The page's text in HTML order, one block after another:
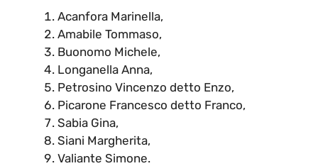
Acanfora Marinella,
Amabile Tommaso,
Buonomo Michele,
Longanella Anna,
Petrosino Vincenzo detto Enzo,
Picarone Francesco detto Franco,
Sabia Gina,
Siani Margherita,
Valiante Simone.